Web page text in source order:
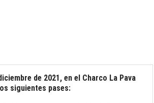
de 2021, en el Charco La Pava
siguientes pases: